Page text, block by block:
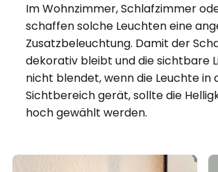
Im Wohnzimmer, Schlafzimmer
schaffen solche Leuchten eine
Zusatzbeleuchtung. Damit der
dekorativ bleibt und die sichtbare
nicht blendet, wenn die Leuchte in
Sichtbereich gerät, sollte die
hoch gewählt werden.